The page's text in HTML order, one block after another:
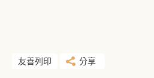
友善列印 分享